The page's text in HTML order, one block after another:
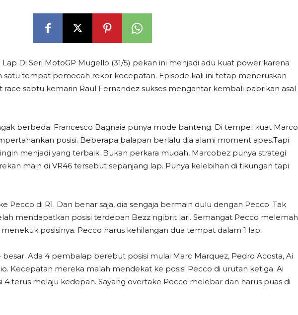
Lap Di Seri MotoGP Mugello (31/5) pekan ini menjadi adu kuat power karena
satu tempat pemecah rekor kecepatan. Episode kali ini tetap meneruskan
race sabtu kemarin Raul Fernandez sukses mengantar kembali pabrikan asal
berbeda. Francesco Bagnaia punya mode banteng. Di tempel kuat Marco
posisi. Beberapa balapan berlalu dia alami moment apes.Tapi
menjadi yang terbaik. Bukan perkara mudah, Marcobez punya strategi
main di VR46 tersebut sepanjang lap. Punya kelebihan di tikungan tapi
Pecco di R1. Dan benar saja, dia sengaja bermain dulu dengan Pecco. Tak
mendapatkan posisi terdepan Bezz ngibrit lari. Semangat Pecco melemah
posisinya. Pecco harus kehilangan dua tempat dalam 1 lap.
Ada 4 pembalap berebut posisi mulai Marc Marquez, Pedro Acosta, Ai
Kecepatan mereka malah mendekat ke posisi Pecco di urutan ketiga. Ai
4 terus melaju kedepan. Sayang overtake Pecco melebar dan harus puas di